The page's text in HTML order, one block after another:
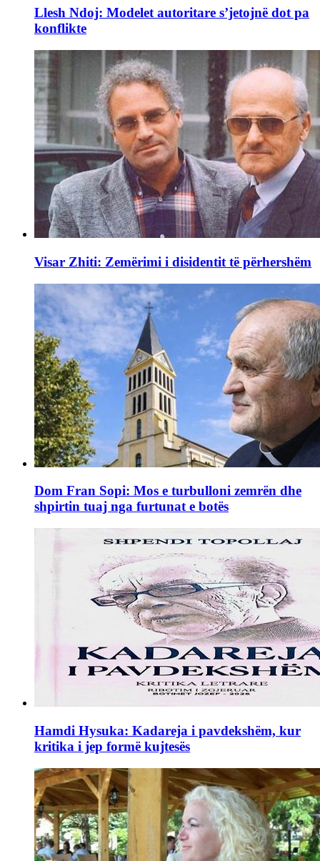
Llesh Ndoj: Modelet autoritare s’jetojnë dot pa
konflikte
Visar Zhiti: Zemërimi i disidentit të përhershëm
Dom Fran Sopi: Mos e turbulloni zemrën dhe
shpirtin tuaj nga furtunat e botës
Hamdi Hysuka: Kadareja i pavdekshëm, kur
kritika i jep formë kujtesës